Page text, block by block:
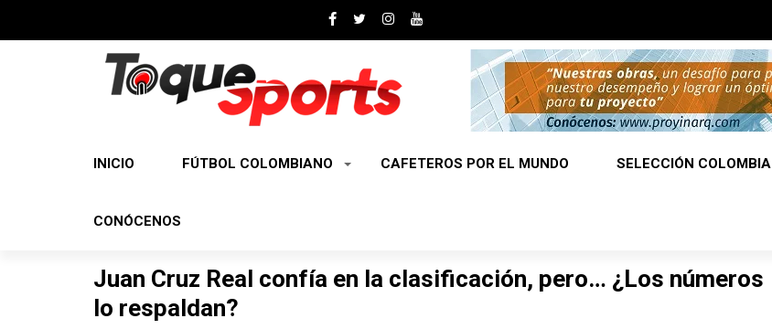
INICIO FÚTBOL COLOMBIANO CAFETEROS POR EL MUNDO SELECCIÓN COLOMBIA
CONÓCENOS
Juan Cruz Real confía en la clasificación, pero… ¿Los números
lo respaldan?